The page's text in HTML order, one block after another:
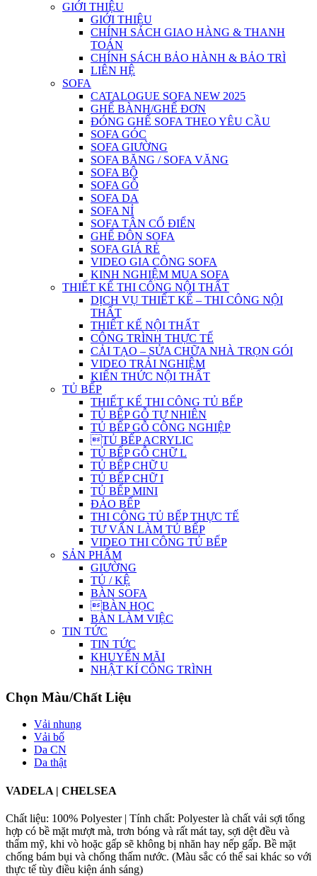
GIỚI THIỆU
GIỚI THIỆU
CHÍNH SÁCH GIAO HÀNG & THANH
TOÁN
CHÍNH SÁCH BẢO HÀNH & BẢO TRÌ
LIÊN HỆ
SOFA
CATALOGUE SOFA NEW 2025
GHẾ BÀNH/GHẾ ĐƠN
ĐÓNG GHẾ SOFA THEO YÊU CẦU
SOFA GÓC
SOFA GIƯỜNG
SOFA BĂNG / SOFA VĂNG
SOFA BỘ
SOFA GỖ
SOFA DA
SOFA NỈ
SOFA TÂN CỔ ĐIỂN
GHẾ ĐÔN SOFA
SOFA GIÁ RẺ
VIDEO GIA CÔNG SOFA
KINH NGHIỆM MUA SOFA
THIẾT KẾ THI CÔNG NỘI THẤT
DỊCH VỤ THIẾT KẾ – THI CÔNG NỘI
THẤT
THIẾT KẾ NỘI THẤT
CÔNG TRÌNH THỰC TẾ
CẢI TẠO – SỬA CHỮA NHÀ TRỌN GÓI
VIDEO TRẢI NGHIỆM
KIẾN THỨC NỘI THẤT
TỦ BẾP
THIẾT KẾ THI CÔNG TỦ BẾP
TỦ BẾP GỖ TỰ NHIÊN
TỦ BẾP GỖ CÔNG NGHIỆP
TỦ BẾP ACRYLIC
TỦ BẾP GỖ CHỮ L
TỦ BẾP CHỮ U
TỦ BẾP CHỮ I
TỦ BẾP MINI
ĐẢO BẾP
THI CÔNG TỦ BẾP THỰC TẾ
TƯ VẤN LÀM TỦ BẾP
VIDEO THI CÔNG TỦ BẾP
SẢN PHẨM
GIƯỜNG
TỦ / KỆ
BÀN SOFA
BÀN HỌC
BÀN LÀM VIỆC
TIN TỨC
TIN TỨC
KHUYẾN MÃI
NHẬT KÍ CÔNG TRÌNH
Chọn Màu/Chất Liệu
Vải nhung
Vải bố
Da CN
Da thật
VADELA | CHELSEA
Chất liệu: 100% Polyester | Tính chất: Polyester là chất vải sợi tổng
hợp có bề mặt mượt mà, trơn bóng và rất mát tay, sợi dệt đều và
thẩm mỹ, khi vò hoặc gấp sẽ không bị nhăn hay nếp gấp. Bề mặt
chống bám bụi và chống thấm nước. (Màu sắc có thể sai khác so với
thực tế tùy điều kiện ánh sáng)